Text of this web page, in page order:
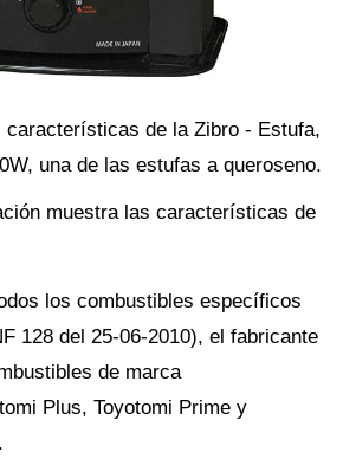
características de la Zibro - Estufa,
una de las estufas a queroseno.
muestra las características de
los combustibles específicos
128 del 25-06-2010), el fabricante
de marca
Plus, Toyotomi Prime y